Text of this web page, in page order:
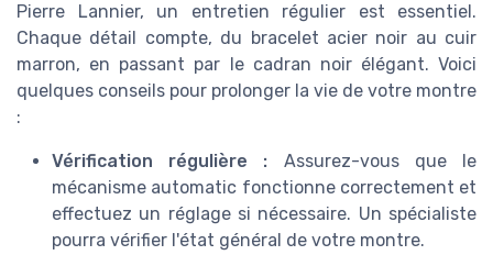
Pierre Lannier, un entretien régulier est essentiel.
Chaque détail compte, du bracelet acier noir au cuir
marron, en passant par le cadran noir élégant. Voici
quelques conseils pour prolonger la vie de votre montre
:
Vérification régulière : Assurez-vous que le
mécanisme automatic fonctionne correctement et
effectuez un réglage si nécessaire. Un spécialiste
pourra vérifier l'état général de votre montre.